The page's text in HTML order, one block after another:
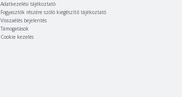
Adatkezelési tájékoztató
Fogyasztók részére szóló kiegészítő tájékoztató
Visszaélés bejelentés
Támogatások
Cookie kezelés